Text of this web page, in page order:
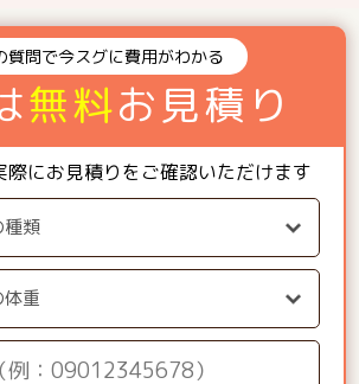
質問で今スグに費用がわかる
無料お見積り
際にお見積りをご確認いただけます